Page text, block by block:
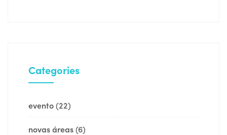
Categories
evento(22)
novas áreas(6)